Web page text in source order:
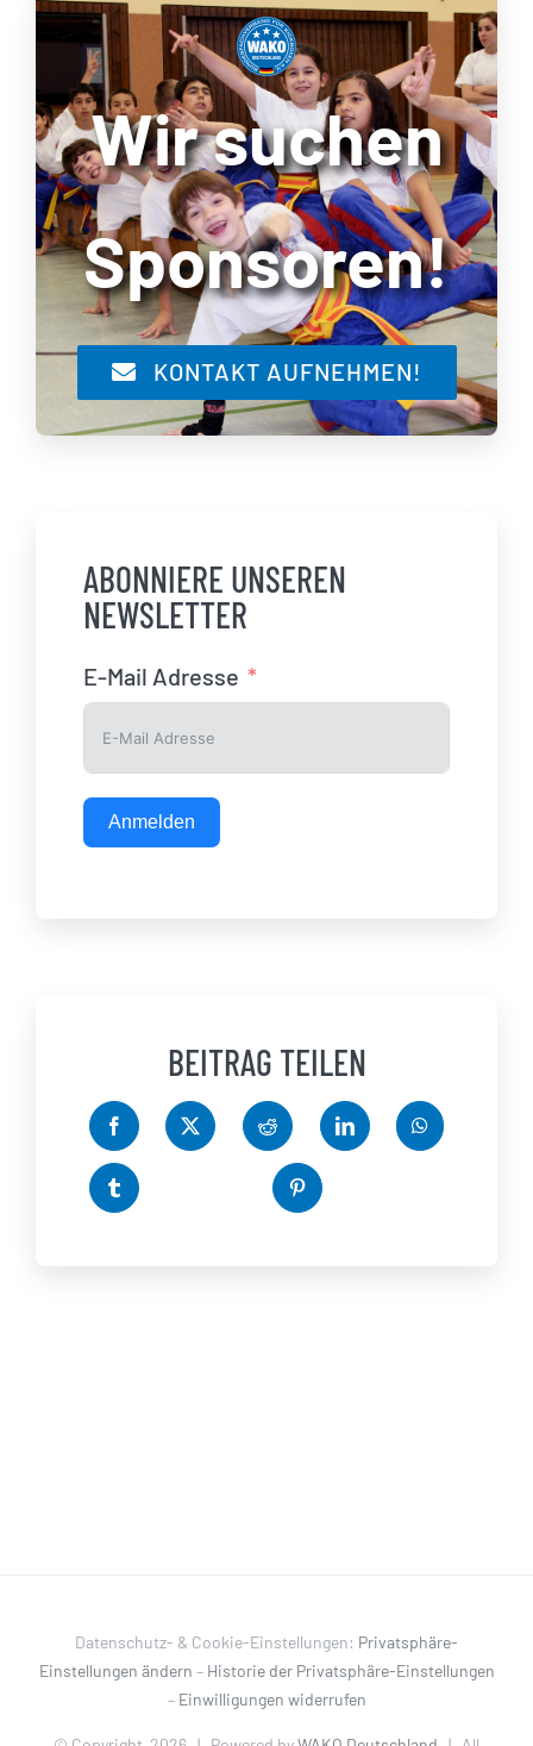
Wir suchen
Sponsoren!
KONTAKT AUFNEHMEN!
ABONNIERE UNSEREN
NEWSLETTER
E-Mail Adresse
Anmelden
BEITRAG TEILEN
Datenschutz- & Cookie-Einstellungen: Privatsphäre-
Einstellungen ändern – Historie der Privatsphäre-Einstellungen
– Einwilligungen widerrufen